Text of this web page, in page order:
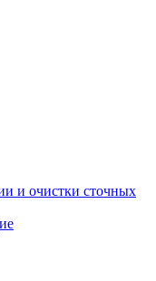
и очистки сточных